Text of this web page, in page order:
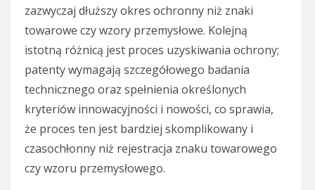
zazwyczaj dłuższy okres ochronny niż znaki
towarowe czy wzory przemysłowe. Kolejną
istotną różnicą jest proces uzyskiwania ochrony;
patenty wymagają szczegółowego badania
technicznego oraz spełnienia określonych
kryteriów innowacyjności i nowości, co sprawia,
że proces ten jest bardziej skomplikowany i
czasochłonny niż rejestracja znaku towarowego
czy wzoru przemysłowego.